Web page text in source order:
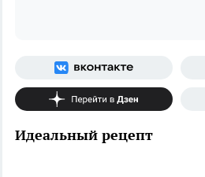
Идеальный рецепт